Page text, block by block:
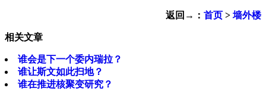
返回→： 首页 > 墙外楼
相关文章
谁会是下一个委内瑞拉？
谁让斯文如此扫地？
谁在推进核聚变研究？